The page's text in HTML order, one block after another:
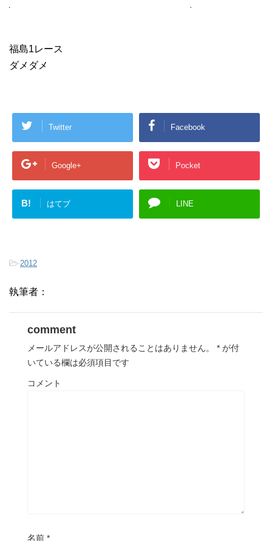
福島1レース
ダメダメ
Twitter Facebook
Google+ Pocket
B! はてブ LINE
-2012
執筆者：
comment
メールアドレスが公開されることはありません。 * が付
いている欄は必須項目です
コメント
名前 *